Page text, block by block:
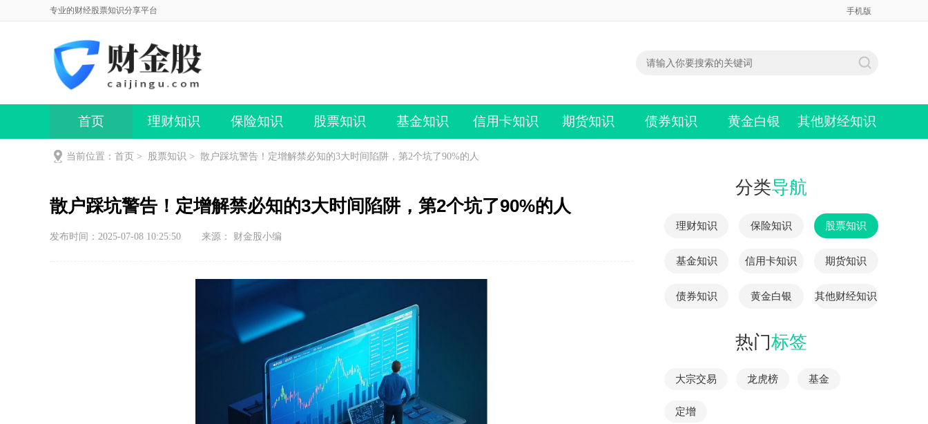
专业的财经股票知识分享平台 手机版
首页 理财知识 保险知识 股票知识 基金知识 信用卡知识 期货知识 债券知识 黄金白银 其他财经知识
当前位置： 首页 > 股票知识 > 散户踩坑警告！定增解禁必知的3大时间陷阱，第2个坑了90%的人
散户踩坑警告！定增解禁必知的3大时间陷阱，第2个坑了90%的人
发布时间：2025-07-08 10:25:50 来源： 财金股小编
分类导航
理财知识 保险知识 股票知识
基金知识 信用卡知识 期货知识
债券知识 黄金白银 其他财经知识
热门标签
大宗交易 龙虎榜 基金
定增